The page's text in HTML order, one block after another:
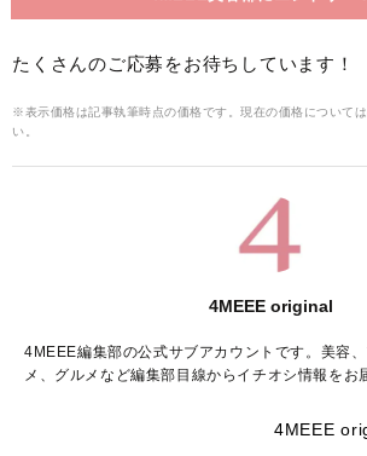
たくさんのご応募をお待ちしています！
※表示価格は記事執筆時点の価格です。現在の価格について
い。
4MEEE original
4MEEE編集部の公式サブアカウントです。美容
メ、グルメなど編集部目線からイチオシ情報をお
4MEEE